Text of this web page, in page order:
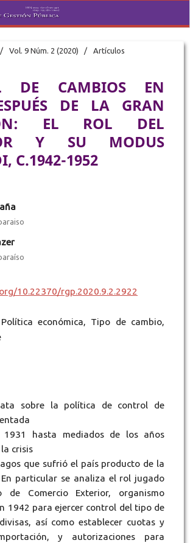
/ Vol. 9 Núm. 2 (2020) / Artículos
DE CAMBIOS EN
DE LA GRAN
EL ROL DEL
Y SU MODUS
C.1942-1952
10.22370/rgp.2020.9.2.2922
Política económica, Tipo de cambio,
sobre la política de control de
1931 hasta mediados de los años
crisis
que sufrió el país producto de la
En particular se analiza el rol jugado
de Comercio Exterior, organismo
1942 para ejercer control del tipo de
así como establecer cuotas y
y autorizaciones para